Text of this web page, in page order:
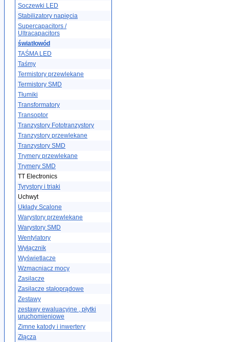
Soczewki LED
Stabilizatory napięcia
Supercapacitors /
Ultracapacitors
światłowód
TAŚMA LED
Taśmy
Termistory przewlekane
Termistory SMD
Tłumiki
Transformatory
Transoptor
Tranzystory Fototranzystory
Tranzystory przewlekane
Tranzystory SMD
Trymery przewlekane
Trymery SMD
TT Electronics
Tyrystory i triaki
Uchwyt
Układy Scalone
Warystory przewlekane
Warystory SMD
Wentylatory
Wyłącznik
Wyświetlacze
Wzmacniacz mocy
Zasilacze
Zasilacze stałoprądowe
Zestawy
zestawy ewaluacyjne , płytki
uruchomieniowe
Zimne katody i inwertery
Złącza